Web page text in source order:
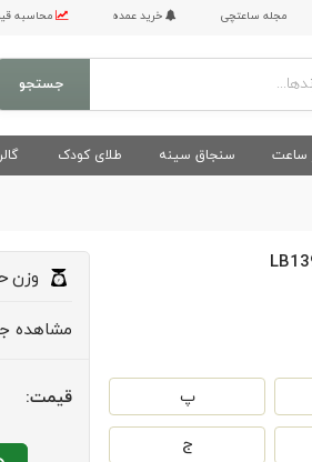
مجله ساعتچی خرید عمده محاسبه
جستجو
ساعت سنجاق سینه طلای کودک
پ
ج
وزن
مشاهده
قیمت: